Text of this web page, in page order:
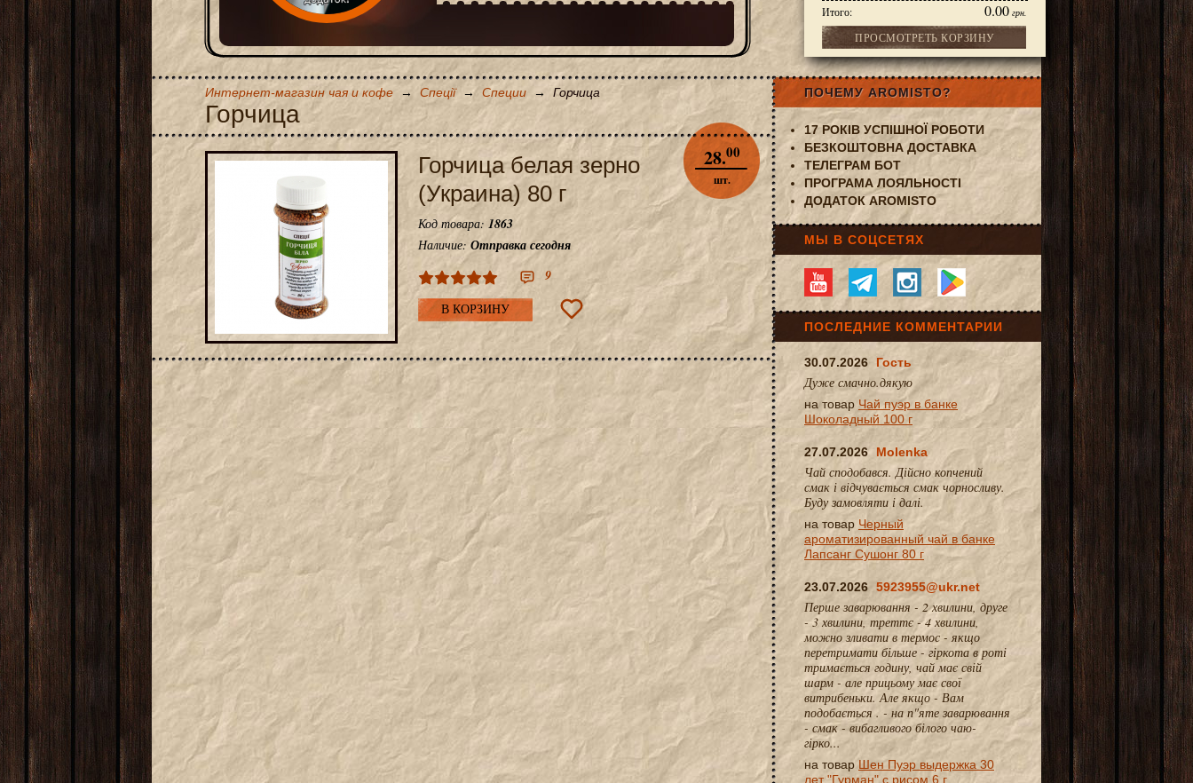
Итого: 0.00 грн.
ПРОСМОТРЕТЬ КОРЗИНУ
Интернет-магазин чая и кофе → Спеції → Специи → Горчица
Горчица
Горчица белая зерно
(Украина) 80 г
28.00
шт.
Код товара: 1863
Наличие: Отправка сегодня
9
В КОРЗИНУ
ПОЧЕМУ AROMISTO?
17 РОКІВ УСПІШНОЇ РОБОТИ
БЕЗКОШТОВНА ДОСТАВКА
ТЕЛЕГРАМ БОТ
ПРОГРАМА ЛОЯЛЬНОСТІ
ДОДАТОК AROMISTO
МЫ В СОЦСЕТЯХ
ПОСЛЕДНИЕ КОММЕНТАРИИ
30.07.2026 Гость
Дуже смачно.дякую
на товар Чай пуэр в банке
Шоколадный 100 г
27.07.2026 Molenka
Чай сподобався. Дійсно копчений
смак і відчувається смак чорносливу.
Буду замовляти і далі.
на товар Черный
ароматизированный чай в банке
Лапсанг Сушонг 80 г
23.07.2026 5923955@ukr.net
Перше заварювання - 2 хвилини, друге
- 3 хвилини, треттє - 4 хвилини,
можно зливати в термос - якщо
перетримати більше - гіркота в роті
тримається годину, чай має свій
шарм - але прицьому має свої
витрибеньки. Але якщо - Вам
подобається . - на п"яте заварювання
- смак - вибагливого білого чаю-
гірко...
на товар Шен Пуэр выдержка 30
лет "Гурман" с рисом 6 г